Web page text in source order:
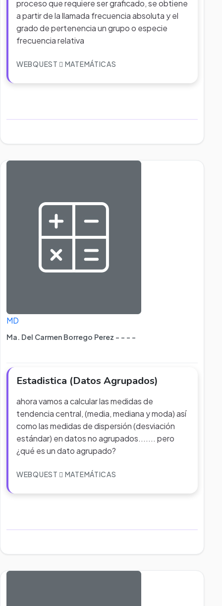
proceso que requiere ser graficado, se obtiene
a partir de la llamada frecuencia absoluta y el
grado de pertenencia un grupo o especie
frecuencia relativa
WEBQUEST MATEMÁTICAS
MD
Ma. Del Carmen Borrego Perez - - - -
Estadistica (Datos Agrupados)
ahora vamos a calcular las medidas de
tendencia central, (media, mediana y moda) así
como las medidas de dispersión (desviación
estándar) en datos no agrupados....... pero
¿qué es un dato agrupado?
WEBQUEST MATEMÁTICAS